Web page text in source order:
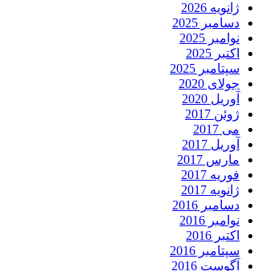
ژانویه 2026
دسامبر 2025
نوامبر 2025
اکتبر 2025
سپتامبر 2025
جولای 2020
آوریل 2020
ژوئن 2017
می 2017
آوریل 2017
مارس 2017
فوریه 2017
ژانویه 2017
دسامبر 2016
نوامبر 2016
اکتبر 2016
سپتامبر 2016
آگوست 2016